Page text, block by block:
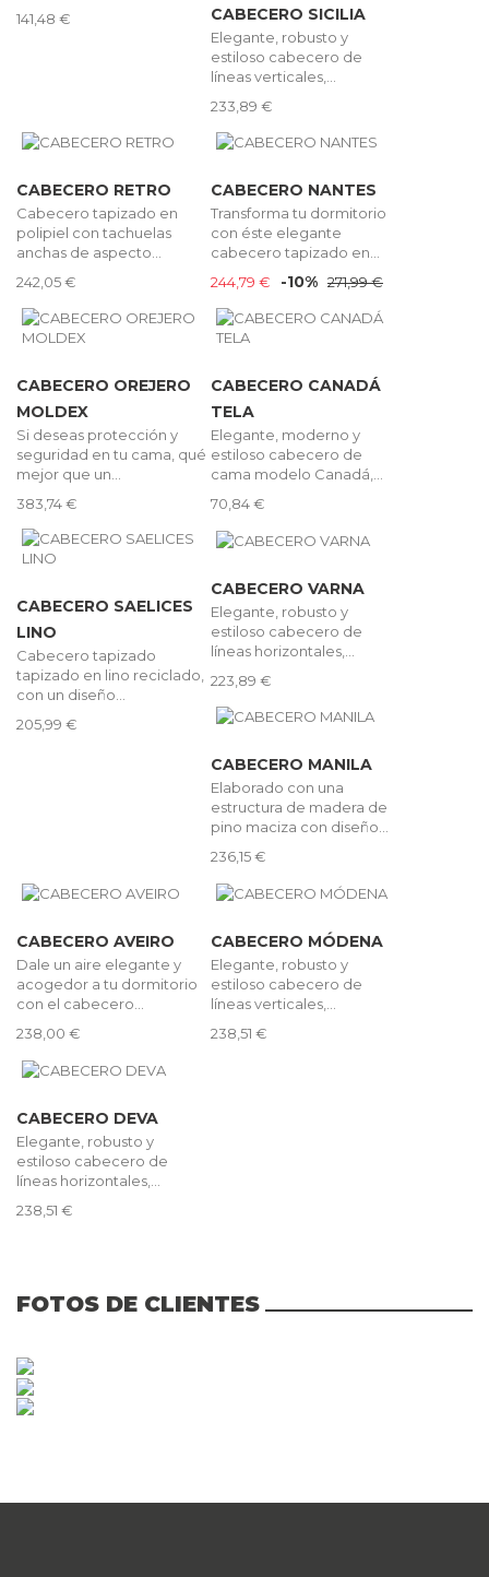
141,48 €
CABECERO SICILIA
Elegante, robusto y
estiloso cabecero de
líneas verticales,...
233,89 €
CABECERO RETRO
Cabecero tapizado en
polipiel con tachuelas
anchas de aspecto...
242,05 €
CABECERO NANTES
Transforma tu dormitorio
con éste elegante
cabecero tapizado en...
244,79 €
-10% 271,99 €
CABECERO OREJERO
MOLDEX
Si deseas protección y
seguridad en tu cama, qué
mejor que un...
383,74 €
CABECERO CANADÁ
TELA
Elegante, moderno y
estiloso cabecero de
cama modelo Canadá,...
70,84 €
CABECERO SAELICES
LINO
Cabecero tapizado
tapizado en lino reciclado,
con un diseño...
205,99 €
CABECERO VARNA
Elegante, robusto y
estiloso cabecero de
líneas horizontales,...
223,89 €
CABECERO MANILA
Elaborado con una
estructura de madera de
pino maciza con diseño...
236,15 €
CABECERO AVEIRO
Dale un aire elegante y
acogedor a tu dormitorio
con el cabecero...
238,00 €
CABECERO MÓDENA
Elegante, robusto y
estiloso cabecero de
líneas verticales,...
238,51 €
CABECERO DEVA
Elegante, robusto y
estiloso cabecero de
líneas horizontales,...
238,51 €
FOTOS DE CLIENTES